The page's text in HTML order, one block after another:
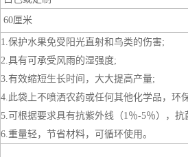
60厘米
1.保护水果免受阳光直射和鸟类的伤害;
2.具有可承受风雨的湿强度;
3.有效缩短生长时间，大大提高产量;
4.此袋上不喷洒农药或任何其他化学品，环
5.可根据要求具有抗紫外线（1％-5％），
6.重量轻，节省材料，可循环使用。